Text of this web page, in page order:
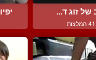
של זוג ד...
41 המלצות